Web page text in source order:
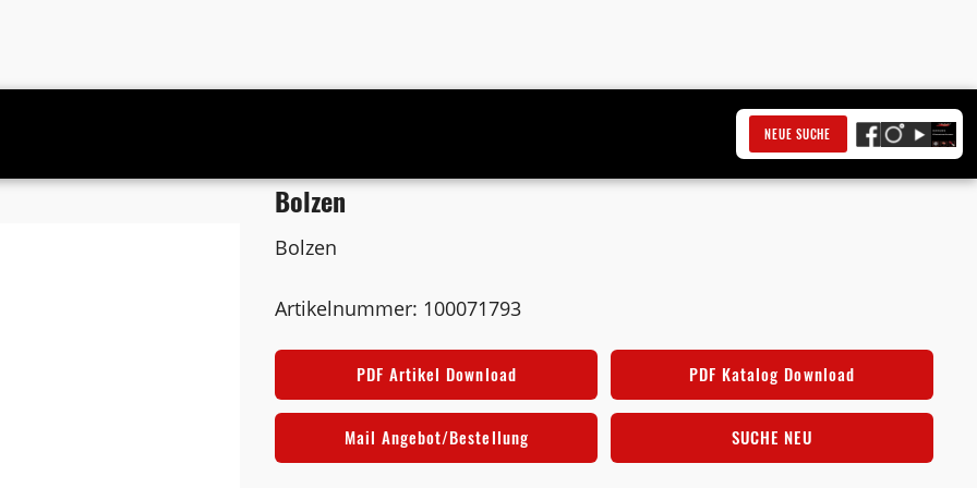
NEUE SUCHE
Bolzen
Bolzen
Artikelnummer: 100071793
PDF Artikel Download PDF Katalog Download
Mail Angebot/Bestellung SUCHE NEU